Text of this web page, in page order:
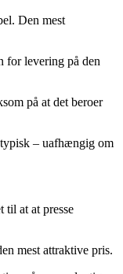
Den mest
for levering på den
på at det beroer
– uafhængig om
til at at presse
mest attraktive pris.